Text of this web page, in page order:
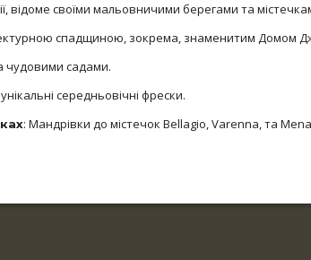
відоме своїми мальовничими берегами та
спадщиною, зокрема, знаменитим Домом
чудовими садами.
середньовічні фрески.
: Мандрівки до містечок Bellagio, Varenna, та